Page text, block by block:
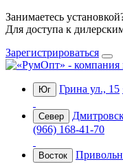
Занимаетесь
Для доступа к
Зарегистрироваться
Юг Грина ул., 15
Север
(966) 168-41-70
Восток